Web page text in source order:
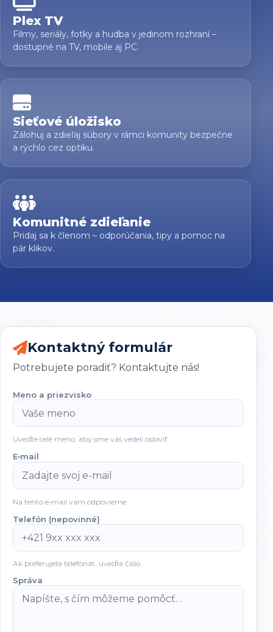
Plex TV
Filmy, seriály, fotky a hudba v jedinom rozhraní –
dostupné na TV, mobile aj PC.
Sieťové úložisko
Zálohuj a zdieľaj súbory v rámci komunity bezpečne
a rýchlo cez optiku.
Komunitné zdieľanie
Pridaj sa k členom – odporúčania, tipy a pomoc na
pár klikov.
Kontaktný formulár
Potrebujete poradiť? Kontaktujte nás!
Meno a priezvisko
Uveďte celé meno, aby sme vás vedeli osloviť.
E‑mail
Na tento e‑mail vám odpovieme.
Telefón (nepovinné)
Ak preferujete telefonát, uveďte číslo.
Správa